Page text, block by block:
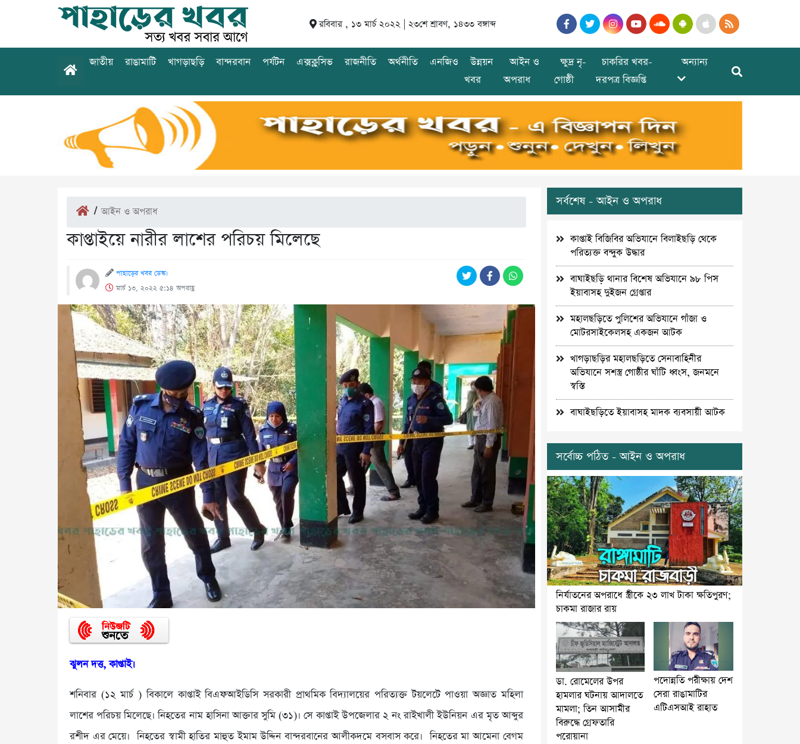
রবিবার , ১৩ মার্চ ২০২২ | ২৩শে শ্রাবণ, ১৪৩৩ বঙ্গাব্দ
জাতীয় রাঙামাটি খাগড়াছড়ি বান্দরবান পর্যটন এক্সক্লুসিভ রাজনীতি অর্থনীতি এনজিও
উন্নয়ন
খবর
আইন ও
অপরাধ
ক্ষুদ্র নৃ-
গোষ্ঠী
চাকরির খবর-
দরপত্র বিজ্ঞপ্তি
অন্যান্য
/আইন ও অপরাধ
কাপ্তাইয়ে নারীর লাশের পরিচয় মিলেছে
পাহাড়ের খবর ডেস্ক।
মার্চ ১৩, ২০২২ ৫:১৪ অপরাহ্ণ
ঝুলন দত্ত, কাপ্তাই।
শনিবার (১২ মার্চ ) বিকালে কাপ্তাই বিএফআইডিসি সরকারী প্রাথমিক বিদ্যালয়ের পরিত্যক্ত টয়লেটে পাওয়া অজ্ঞাত মহিলা
লাশের পরিচয় মিলেছে। নিহতের নাম হাসিনা আক্তার সুমি (৩১)। সে কাপ্তাই উপজেলার ২ নং রাইখালী ইউনিয়ন এর মৃত আব্দুর
রশীদ এর মেয়ে। নিহতের স্বামী হাতির মাহুত ইমাম উদ্দিন বান্দরবানের আলীকদমে বসবাস করে। নিহতের মা আমেনা বেগম
সর্বশেষ - আইন ও অপরাধ
কাপ্তাই বিজিবির অভিযানে বিলাইছড়ি থেকে
পরিত্যক্ত বন্দুক উদ্ধার
বাঘাইছড়ি থানার বিশেষ অভিযানে ৯৮ পিস
ইয়াবাসহ দুইজন গ্রেপ্তার
মহালছড়িতে পুলিশের অভিযানে গাঁজা ও
মোটরসাইকেলসহ একজন আটক
খাগড়াছড়ির মহালছড়িতে সেনাবাহিনীর
অভিযানে সশস্ত্র গোষ্ঠীর ঘাঁটি ধ্বংস, জনমনে
স্বস্তি
বাঘাইছড়িতে ইয়াবাসহ মাদক ব্যবসায়ী আটক
সর্বোচ্চ পঠিত - আইন ও অপরাধ
নির্যাতনের অপরাধে স্ত্রীকে ২৩ লাখ টাকা ক্ষতিপুরণ;
চাকমা রাজার রায়
ডা. রোমেলের উপর
হামলার ঘটনায় আদালতে
মামলা; তিন আসামীর
বিরুদ্ধে গ্রেফতারি
পরোয়ানা
পদোন্নতি পরীক্ষায় দেশ
সেরা রাঙামাটির
এটিএসআই রাহাত